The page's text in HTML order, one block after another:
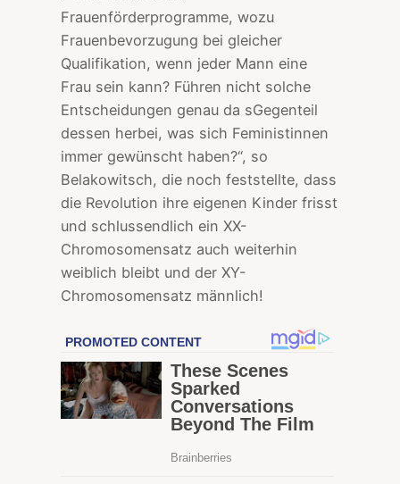
Frauenförderprogramme, wozu
Frauenbevorzugung bei gleicher
Qualifikation, wenn jeder Mann eine
Frau sein kann? Führen nicht solche
Entscheidungen genau da sGegenteil
dessen herbei, was sich Feministinnen
immer gewünscht haben?“, so
Belakowitsch, die noch feststellte, dass
die Revolution ihre eigenen Kinder frisst
und schlussendlich ein XX-
Chromosomensatz auch weiterhin
weiblich bleibt und der XY-
Chromosomensatz männlich!